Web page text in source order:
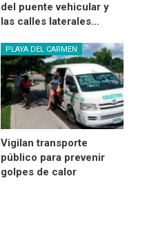
del puente vehicular y
las calles laterales…
PLAYA DEL CARMEN
Vigilan transporte
público para prevenir
golpes de calor